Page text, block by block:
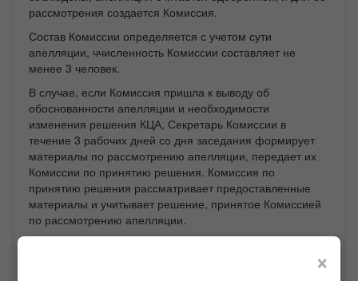
рассмотрения создается Комиссия.
Состав Комиссии определяется с учетом сути
апелляции, ччисленность Комиссии составляет не
менее 3 человек.
В случае, если Комиссия пришла к выводу об
обоснованности апелляции и необходимости
изменения решения КЦА, Секретарь Комиссии в
течение 3 рабочих дней со дня заседания формирует
материалы по рассмотрению апелляции, передает их
Комиссии по принятию решения. Комиссия по
принятию решения рассматривает предоставленные
материалы и учитывает решение, принятое Комиссией
по рассмотрению апелляции.
×